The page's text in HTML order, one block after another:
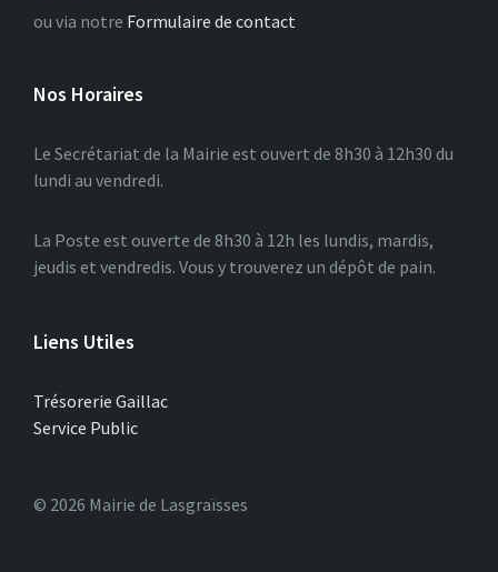
ou via notre Formulaire de contact
Nos Horaires
Le Secrétariat de la Mairie est ouvert de 8h30 à 12h30 du
lundi au vendredi.
La Poste est ouverte de 8h30 à 12h les lundis, mardis,
jeudis et vendredis. Vous y trouverez un dépôt de pain.
Liens Utiles
Trésorerie Gaillac
Service Public
© 2026 Mairie de Lasgraïsses